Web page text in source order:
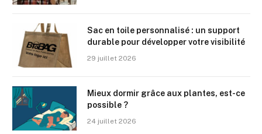
Sac en toile personnalisé : un support
durable pour développer votre visibilité
29 juillet 2026
Mieux dormir grâce aux plantes, est-ce
possible ?
24 juillet 2026